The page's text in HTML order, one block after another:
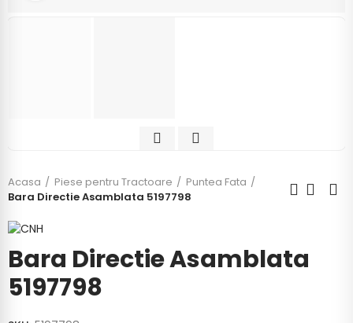
Acasa Piese pentru Tractoare
Puntea Fata
Bara Directie Asamblata 5197798
Bara Directie Asamblata
5197798